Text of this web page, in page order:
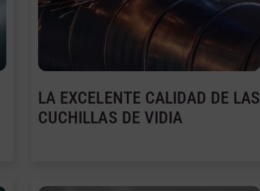
LA EXCELENTE CALIDAD DE LAS
CUCHILLAS DE VIDIA